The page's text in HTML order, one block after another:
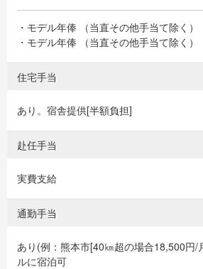
・モデル年俸 （当直その他手当て除く）
・モデル年俸 （当直その他手当て除く）
住宅手当
あり。宿舎提供[半額負担]
赴任手当
実費支給
通勤手当
あり(例：熊本市[40㎞超の場合18,500円/
ルに宿泊可